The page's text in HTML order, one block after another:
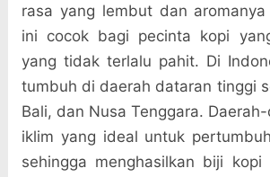
rasa yang lembut dan
ini cocok bagi pecinta kopi
yang tidak terlalu pahit. Di
tumbuh di daerah dataran tinggi
Bali, dan Nusa Tenggara.
iklim yang ideal untuk
sehingga menghasilkan biji kopi